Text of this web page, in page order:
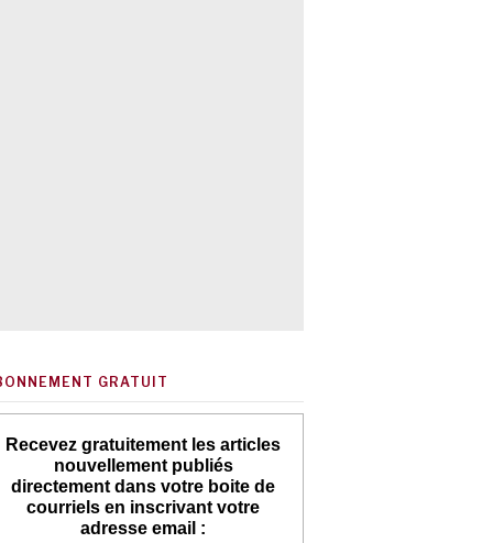
GRATUIT
Recevez gratuitement les articles
nouvellement publiés
directement dans votre boite de
courriels en inscrivant votre
adresse email :